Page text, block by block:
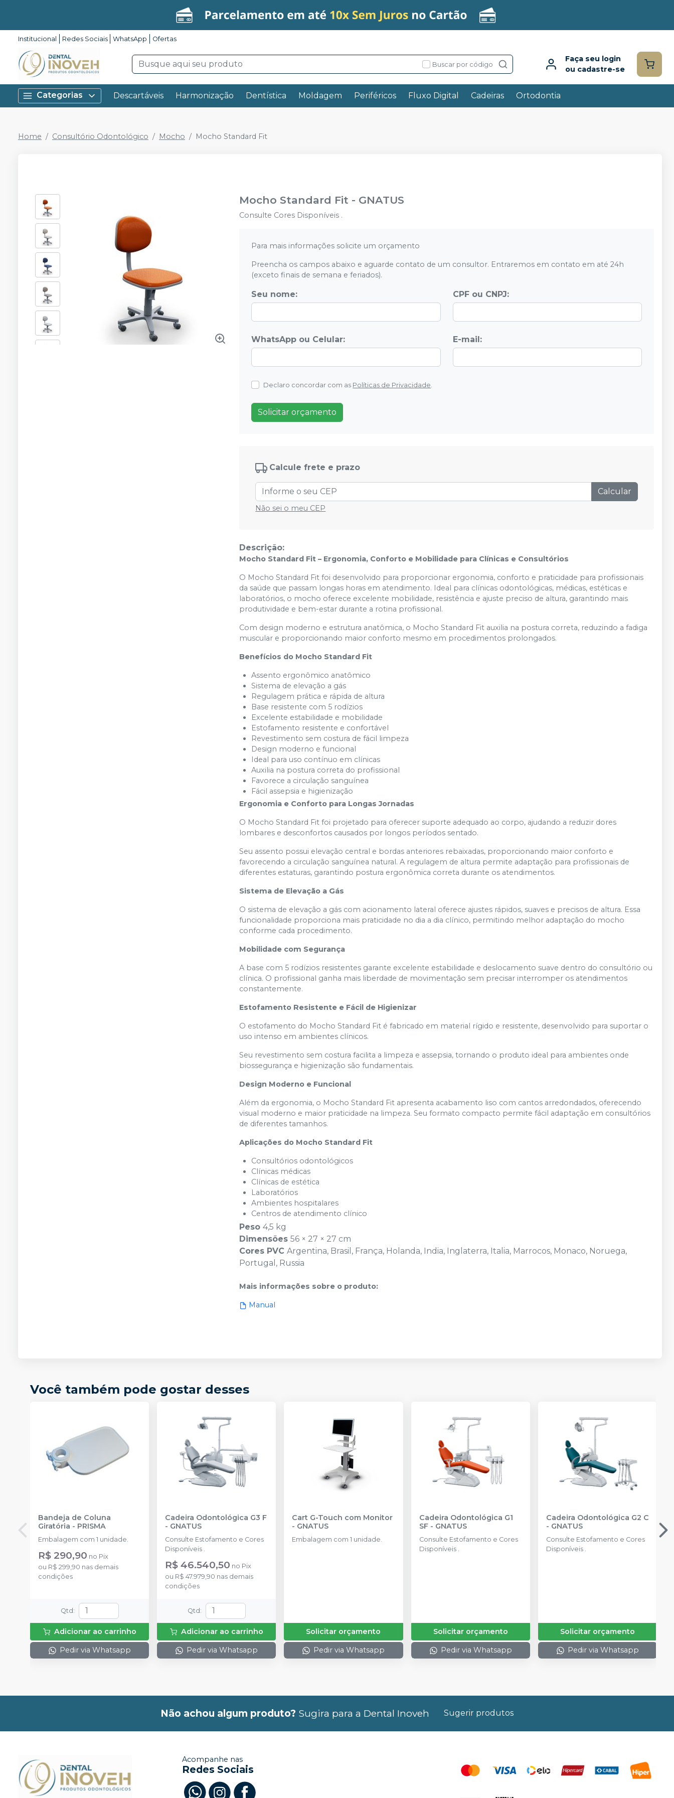
Institucional Redes Sociais WhatsApp Ofertas
Buscar por código
Faça seu login
ou cadastre-se
Categorias Descartáveis Harmonização Dentística Moldagem Periféricos Fluxo Digital Cadeiras Ortodontia
Home Consultório Odontológico Mocho Mocho Standard Fit
Mocho Standard Fit - GNATUS
Consulte Cores Disponíveis .
Para mais informações solicite um orçamento
Preencha os campos abaixo e aguarde contato de um consultor. Entraremos em contato em até 24h
(exceto finais de semana e feriados).
Seu nome: CPF ou CNPJ:
WhatsApp ou Celular: E-mail:
Declaro concordar com as Políticas de Privacidade.
Solicitar orçamento
Calcule frete e prazo
Calcular
Não sei o meu CEP
Descrição:
Mocho Standard Fit – Ergonomia, Conforto e Mobilidade para Clínicas e Consultórios
O Mocho Standard Fit foi desenvolvido para proporcionar ergonomia, conforto e praticidade para profissionais
da saúde que passam longas horas em atendimento. Ideal para clínicas odontológicas, médicas, estéticas e
laboratórios, o mocho oferece excelente mobilidade, resistência e ajuste preciso de altura, garantindo mais
produtividade e bem-estar durante a rotina profissional.
Com design moderno e estrutura anatômica, o Mocho Standard Fit auxilia na postura correta, reduzindo a fadiga
muscular e proporcionando maior conforto mesmo em procedimentos prolongados.
Benefícios do Mocho Standard Fit
Assento ergonômico anatômico
Sistema de elevação a gás
Regulagem prática e rápida de altura
Base resistente com 5 rodízios
Excelente estabilidade e mobilidade
Estofamento resistente e confortável
Revestimento sem costura de fácil limpeza
Design moderno e funcional
Ideal para uso contínuo em clínicas
Auxilia na postura correta do profissional
Favorece a circulação sanguínea
Fácil assepsia e higienização
Ergonomia e Conforto para Longas Jornadas
O Mocho Standard Fit foi projetado para oferecer suporte adequado ao corpo, ajudando a reduzir dores
lombares e desconfortos causados por longos períodos sentado.
Seu assento possui elevação central e bordas anteriores rebaixadas, proporcionando maior conforto e
favorecendo a circulação sanguínea natural. A regulagem de altura permite adaptação para profissionais de
diferentes estaturas, garantindo postura ergonômica correta durante os atendimentos.
Sistema de Elevação a Gás
O sistema de elevação a gás com acionamento lateral oferece ajustes rápidos, suaves e precisos de altura. Essa
funcionalidade proporciona mais praticidade no dia a dia clínico, permitindo melhor adaptação do mocho
conforme cada procedimento.
Mobilidade com Segurança
A base com 5 rodízios resistentes garante excelente estabilidade e deslocamento suave dentro do consultório ou
clínica. O profissional ganha mais liberdade de movimentação sem precisar interromper os atendimentos
constantemente.
Estofamento Resistente e Fácil de Higienizar
O estofamento do Mocho Standard Fit é fabricado em material rígido e resistente, desenvolvido para suportar o
uso intenso em ambientes clínicos.
Seu revestimento sem costura facilita a limpeza e assepsia, tornando o produto ideal para ambientes onde
biossegurança e higienização são fundamentais.
Design Moderno e Funcional
Além da ergonomia, o Mocho Standard Fit apresenta acabamento liso com cantos arredondados, oferecendo
visual moderno e maior praticidade na limpeza. Seu formato compacto permite fácil adaptação em consultórios
de diferentes tamanhos.
Aplicações do Mocho Standard Fit
Consultórios odontológicos
Clínicas médicas
Clínicas de estética
Laboratórios
Ambientes hospitalares
Centros de atendimento clínico
Peso4,5 kg
Dimensões56 × 27 × 27 cm
Cores PVCArgentina, Brasil, França, Holanda, India, Inglaterra, Italia, Marrocos, Monaco, Noruega,
Portugal, Russia
Mais informações sobre o produto:
Manual
Você também pode gostar desses
Bandeja de Coluna
Giratória - PRISMA
Embalagem com 1 unidade.
R$ 290,90 no Pix
ou R$ 299,90 nas demais
condições
Qtd :
Adicionar ao carrinho
Pedir via Whatsapp
Cadeira Odontológica G3 F
- GNATUS
Consulte Estofamento e Cores
Disponíveis .
R$ 46.540,50 no Pix
ou R$ 47.979,90 nas demais
condições
Qtd :
Adicionar ao carrinho
Pedir via Whatsapp
Cart G-Touch com Monitor
- GNATUS
Embalagem com 1 unidade.
Solicitar orçamento
Pedir via Whatsapp
Cadeira Odontológica G1
SF- GNATUS
Consulte Estofamento e Cores
Disponíveis .
Solicitar orçamento
Pedir via Whatsapp
Cadeira Odontológica G2 C
- GNATUS
Consulte Estofamento e Cores
Disponíveis .
Solicitar orçamento
Pedir via Whatsapp
Não achou algum produto? Sugira para a Dental Inoveh Sugerir produtos
Acompanhe nas
Redes Sociais